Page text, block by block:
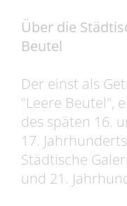
Über die
Beutel
Der einst als
"Leere Beutel",
des späten 16.
17.
Städtische
und 21.